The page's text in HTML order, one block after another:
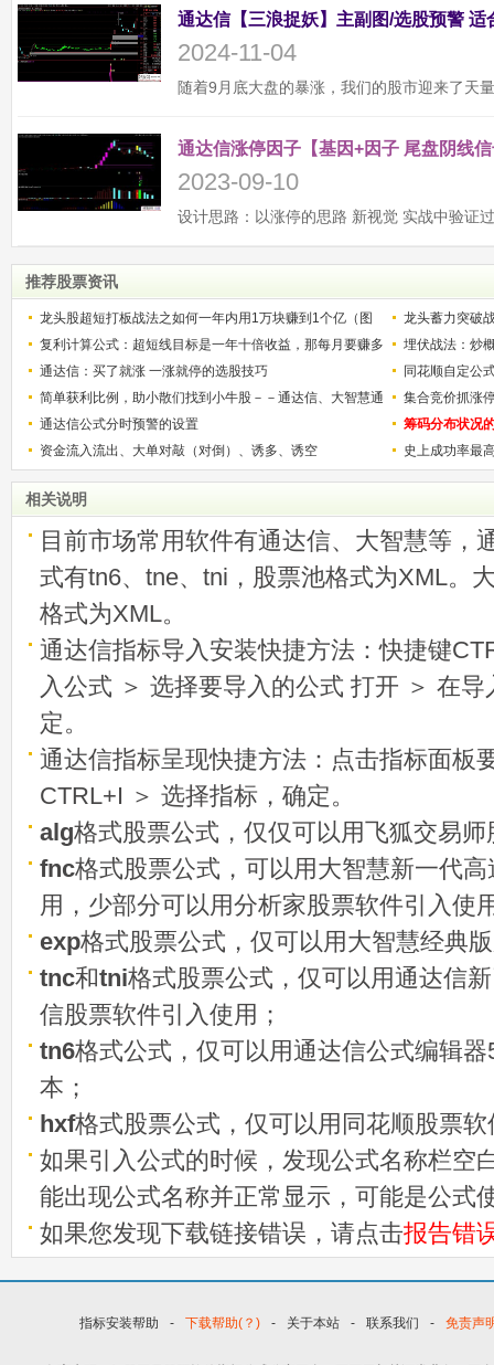
2024-11-04
通达信涨停因子【基因+因子 尾盘阴线
2023-09-10
推荐股票资讯
龙头股超短打板战法之如何一年内用1万块赚到1个亿（图
解）
龙头蓄力突破
的技巧（图解
复利计算公式：超短线目标是一年十倍收益，那每月要赚多
少？
埋伏战法：炒
通达信：买了就涨 一涨就停的选股技巧
同花顺自定公
简单获利比例，助小散们找到小牛股－－通达信、大智慧通
用
集合竞价抓涨
通达信公式分时预警的设置
筹码分布状况
资金流入流出、大单对敲（对倒）、诱多、诱空
史上成功率最
相关说明
目前市场常用软件有通达信、大智慧等，
式有tn6、tne、tni，股票池格式为XML。
格式为XML。
通达信指标导入安装快捷方法：快捷键
入公式 ＞ 选择要导入的公式 打开 ＞ 在
定。
通达信指标呈现快捷方法：点击指标面板
CTRL+I ＞ 选择指标，确定。
alg格式股票公式，仅仅可以用飞狐交易
fnc格式股票公式，可以用大智慧新一代
用，少部分可以用分析家股票软件引入使
exp格式股票公式，仅可以用大智慧经典
tnc和tni格式股票公式，仅可以用通达信
信股票软件引入使用；
tn6格式公式，仅可以用通达信公式编辑
本；
hxf格式股票公式，仅可以用同花顺股票
如果引入公式的时候，发现公式名称栏空
能出现公式名称并正常显示，可能是公式
如果您发现下载链接错误，请点击报告错
指标安装帮助 - 下载帮助(？) - 关于本站 - 联系我们 - 免责声